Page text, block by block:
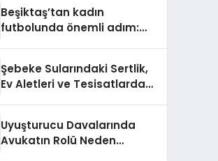
Beşiktaş’tan kadın
futbolunda önemli adım:
Gündoğdu kulüp hafızasını
geleceğe taşıyacak
Şebeke Sularındaki Sertlik,
Ev Aletleri ve Tesisatlarda
Uyuşturucu Davalarında
Avukatın Rolü Neden